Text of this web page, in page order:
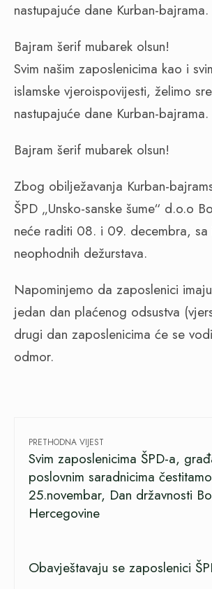
nastupajuće dane Kurban-bajrama.
Bajram šerif mubarek olsun!
Svim našim zaposlenicima kao i
islamske vjeroispovijesti, želimo
nastupajuće dane Kurban-bajrama.
Bajram šerif mubarek olsun!
Zbog obilježavanja Kurban-
ŠPD „Unsko-sanske šume“ d.o.o
neće raditi 08. i 09. decembra, sa
neophodnih dežurstava.
Napominjemo da zaposlenici
jedan dan plaćenog odsustva
drugi dan zaposlenicima će se
odmor.
PRETHODNA VIJEST
Svim zaposlenicima ŠPD-a,
poslovnim saradnicima čestitamo
25.novembar, Dan državnosti
Hercegovine
Obavještavaju se zaposlenici